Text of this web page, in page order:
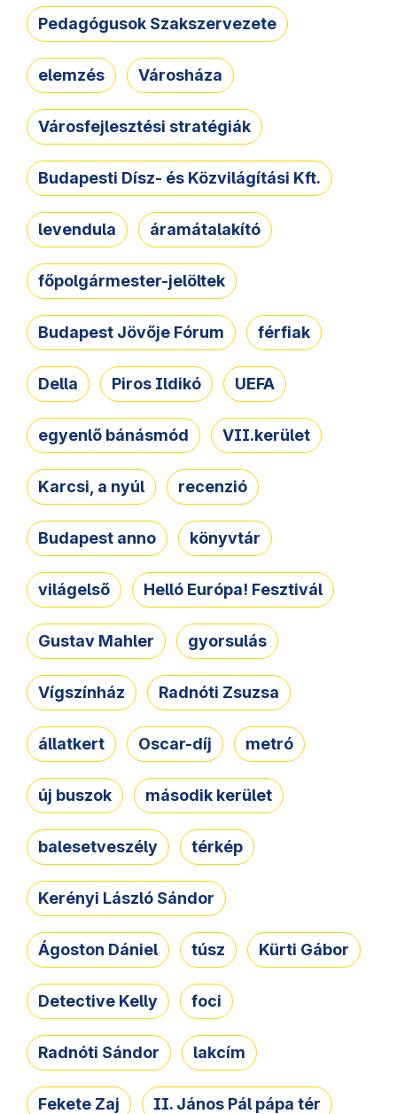
Pedagógusok Szakszervezete
elemzés Városháza
Városfejlesztési stratégiák
Budapesti Dísz- és Közvilágítási Kft.
levendula áramátalakító
főpolgármester-jelöltek
Budapest Jövője Fórum férfiak
Della Piros Ildikó UEFA
egyenlő bánásmód VII.kerület
Karcsi, a nyúl recenzió
Budapest anno könyvtár
világelső Helló Európa! Fesztivál
Gustav Mahler gyorsulás
Vígszínház Radnóti Zsuzsa
állatkert Oscar-díj metró
új buszok második kerület
balesetveszély térkép
Kerényi László Sándor
Ágoston Dániel túsz Kürti Gábor
Detective Kelly foci
Radnóti Sándor lakcím
Fekete Zaj II. János Pál pápa tér